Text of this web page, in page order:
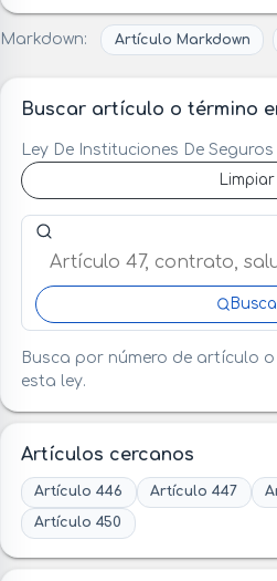
Markdown: Artículo Markdown
Buscar artículo o término
Ley De Instituciones De
Limpiar
Buscar artículo o término en
Busca por número de artículo
esta ley.
Artículos cercanos
Artículo 446 Artículo 447
Artículo 450